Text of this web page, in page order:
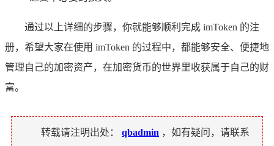
通过以上详细的步骤，你就能够顺利完成 imToken 的注
册，希望大家在使用 imToken 的过程中，都能够安全、便捷地
管理自己的加密资产，在加密货币的世界里收获属于自己的财
富。
转载请注明出处： qbadmin ，如有疑问，请联系